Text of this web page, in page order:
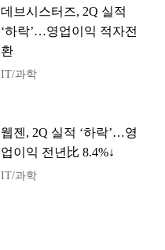
데브시스터즈, 2Q 실적
‘하락’…영업이익 적자전
환
IT/과학
웹젠, 2Q 실적 ‘하락’…영
업이익 전년比 8.4%↓
IT/과학